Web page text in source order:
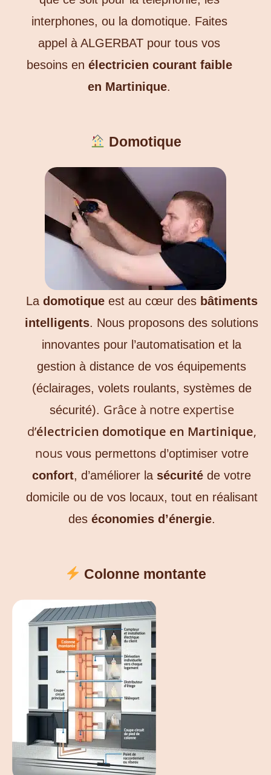
interphones, ou la domotique. Faites
appel à ALGERBAT pour tous vos
besoins en électricien courant faible
en Martinique.
Domotique
La domotiqueest au cœur des bâtiments
intelligents. Nous proposons des solutions
innovantes pour l’automatisation et la
gestion à distance de vos équipements
(éclairages, volets roulants, systèmes de
sécurité). Grâce à notre expertise
d’électricien domotique en Martinique,
nous vous permettons d’optimiser votre
confort, d’améliorer la sécurité de votre
domicile ou de vos locaux, tout en réalisant
des économies d’énergie.
Colonne montante